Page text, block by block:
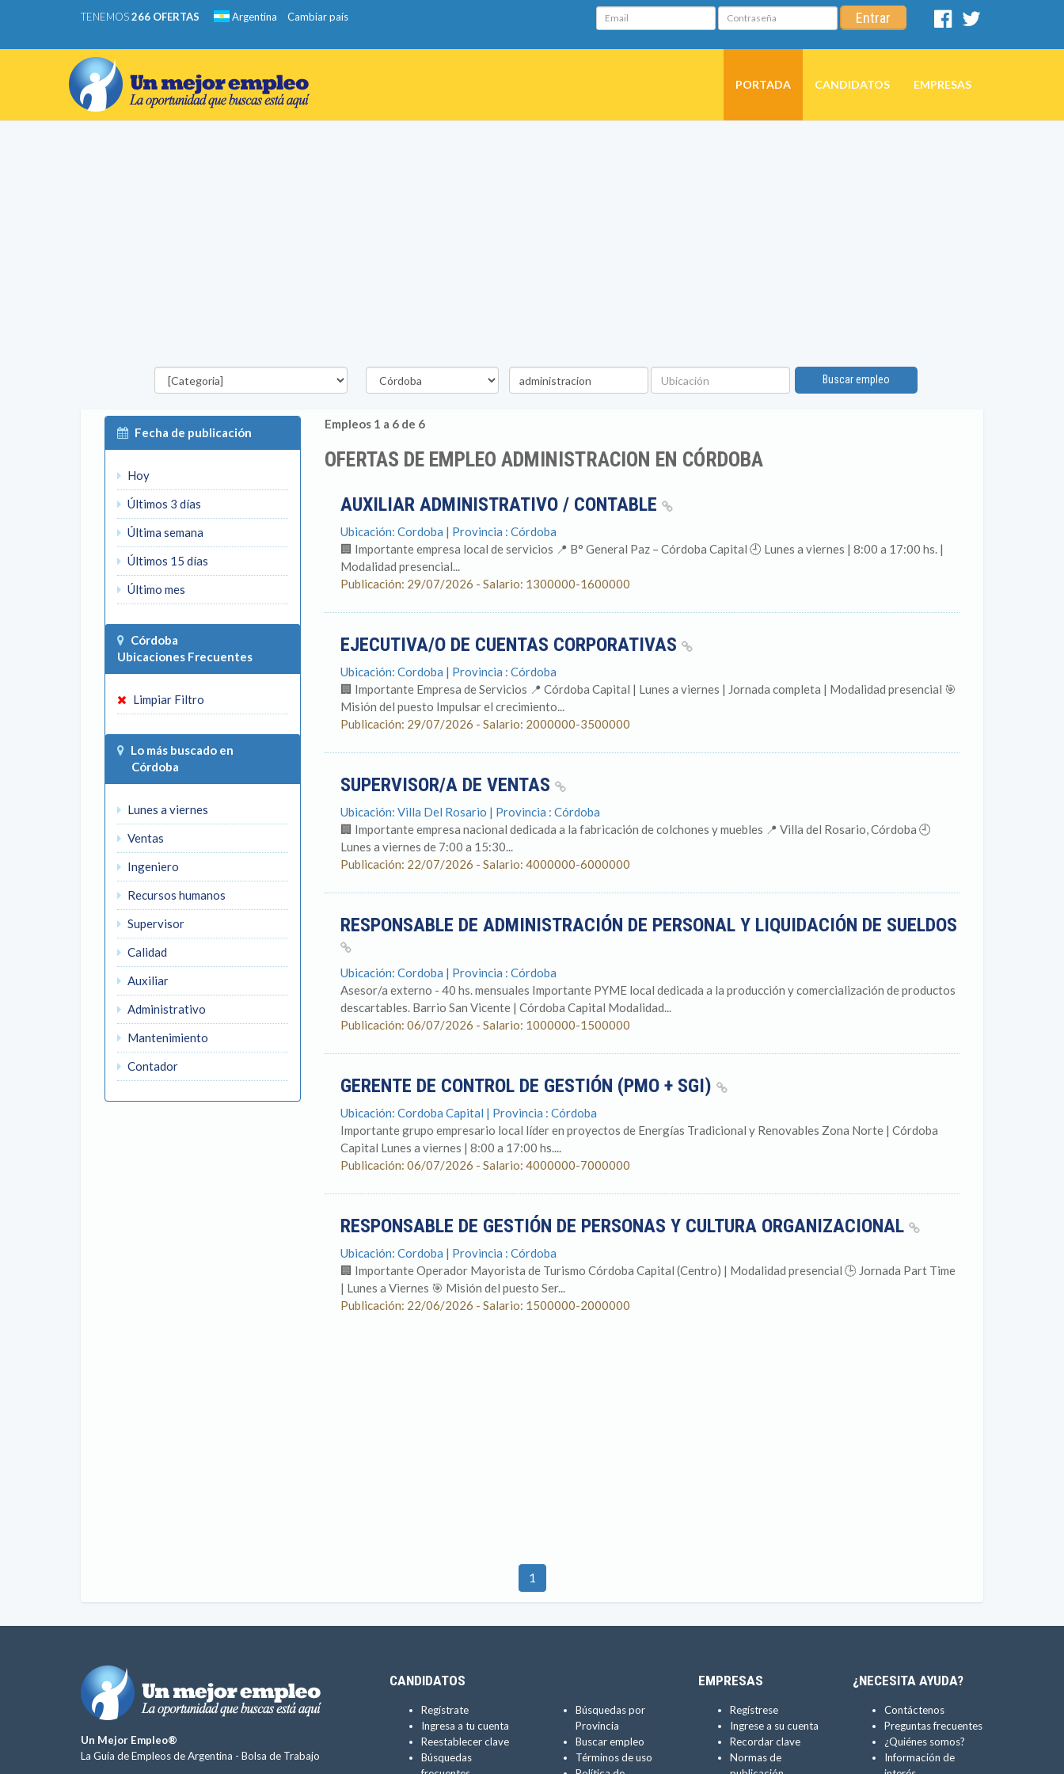
TENEMOS266 OFERTAS Argentina Cambiar país Email Contraseña Entrar
Facebook
PORTADA CANDIDATOS EMPRESAS
Categorías Provincia
Palabra
clave
Ubicación
Buscar empleo
Fecha de publicación
Hoy
Últimos 3 días
Última semana
Últimos 15 días
Último mes
Córdoba
Ubicaciones Frecuentes
Limpiar Filtro
Lo más buscado en
Córdoba
Lunes a viernes
Ventas
Ingeniero
Recursos humanos
Supervisor
Calidad
Auxiliar
Administrativo
Mantenimiento
Contador
Empleos 1 a 6 de 6
OFERTAS DE EMPLEO ADMINISTRACION EN CÓRDOBA
AUXILIAR ADMINISTRATIVO / CONTABLE
Ubicación: Cordoba | Provincia : Córdoba
🏢 Importante empresa local de servicios 📍 B° General Paz – Córdoba Capital 🕘 Lunes a viernes | 8:00 a 17:00 hs. |
Modalidad presencial...
Publicación: 29/07/2026 - Salario: 1300000-1600000
EJECUTIVA/O DE CUENTAS CORPORATIVAS
Ubicación: Cordoba | Provincia : Córdoba
🏢 Importante Empresa de Servicios 📍 Córdoba Capital | Lunes a viernes | Jornada completa | Modalidad presencial 🎯
Misión del puesto Impulsar el crecimiento...
Publicación: 29/07/2026 - Salario: 2000000-3500000
SUPERVISOR/A DE VENTAS
Ubicación: Villa Del Rosario | Provincia : Córdoba
🏢 Importante empresa nacional dedicada a la fabricación de colchones y muebles 📍 Villa del Rosario, Córdoba 🕘
Lunes a viernes de 7:00 a 15:30...
Publicación: 22/07/2026 - Salario: 4000000-6000000
RESPONSABLE DE ADMINISTRACIÓN DE PERSONAL Y LIQUIDACIÓN DE SUELDOS
Ubicación: Cordoba | Provincia : Córdoba
Asesor/a externo - 40 hs. mensuales Importante PYME local dedicada a la producción y comercialización de productos
descartables. Barrio San Vicente | Córdoba Capital Modalidad...
Publicación: 06/07/2026 - Salario: 1000000-1500000
GERENTE DE CONTROL DE GESTIÓN (PMO + SGI)
Ubicación: Cordoba Capital | Provincia : Córdoba
Importante grupo empresario local líder en proyectos de Energías Tradicional y Renovables Zona Norte | Córdoba
Capital Lunes a viernes | 8:00 a 17:00 hs....
Publicación: 06/07/2026 - Salario: 4000000-7000000
RESPONSABLE DE GESTIÓN DE PERSONAS Y CULTURA ORGANIZACIONAL
Ubicación: Cordoba | Provincia : Córdoba
🏢 Importante Operador Mayorista de Turismo Córdoba Capital (Centro) | Modalidad presencial 🕒 Jornada Part Time
| Lunes a Viernes 🎯 Misión del puesto Ser...
Publicación: 22/06/2026 - Salario: 1500000-2000000
1
Un Mejor Empleo®
La Guía de Empleos de Argentina - Bolsa de Trabajo
CANDIDATOS
Regístrate
Ingresa a tu cuenta
Reestablecer clave
Búsquedas
Búsquedas por
Provincia
Buscar empleo
Términos de uso
EMPRESAS
Regístrese
Ingrese a su cuenta
Recordar clave
Normas de
¿NECESITA AYUDA?
Contáctenos
Preguntas frecuentes
¿Quiénes somos?
Información de